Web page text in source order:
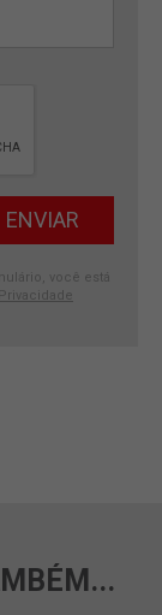
você está